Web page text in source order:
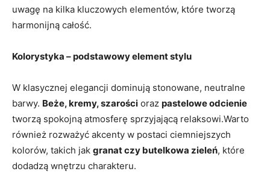
uwagę na kilka kluczowych elementów, które tworzą
harmonijną całość.
Kolorystyka – podstawowy element stylu
W klasycznej elegancji dominują stonowane, neutralne
barwy. Beże, kremy, szarości oraz pastelowe odcienie
tworzą spokojną atmosferę sprzyjającą relaksowi.Warto
również rozważyć akcenty w postaci ciemniejszych
kolorów, takich jak granat czy butelkowa zieleń, które
dodadzą wnętrzu charakteru.